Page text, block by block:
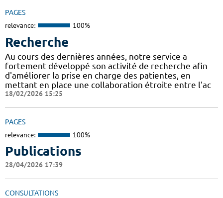
PAGES
relevance: 100%
Recherche
Au cours des dernières années, notre service a
fortement développé son activité de recherche afin
d'améliorer la prise en charge des patientes, en
mettant en place une collaboration étroite entre l'ac
18/02/2026 15:25
PAGES
relevance: 100%
Publications
28/04/2026 17:39
CONSULTATIONS